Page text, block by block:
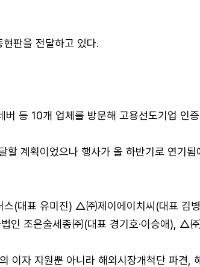
판을 전달하고 있다.
등 10개 업체를 방문해 고용선도기업 인
계획이었으나 행사가 올 하반기로 연기
(대표 유미진) △㈜제이에이치씨(대표
조은술세종㈜(대표 경기호·이승애), △
이자 지원뿐 아니라 해외시장개척단 파견,